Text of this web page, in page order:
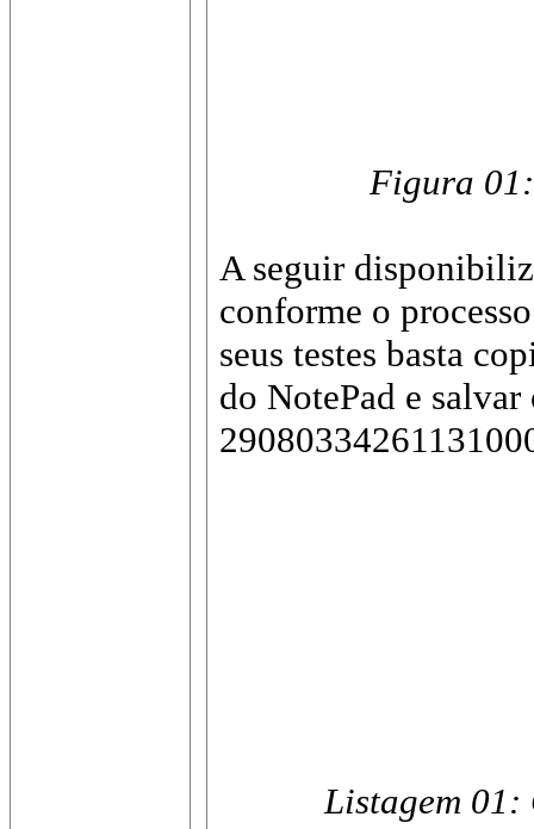
Figura
A seguir
conforme o
seus testes basta
do NotePad e
Listagem 01: